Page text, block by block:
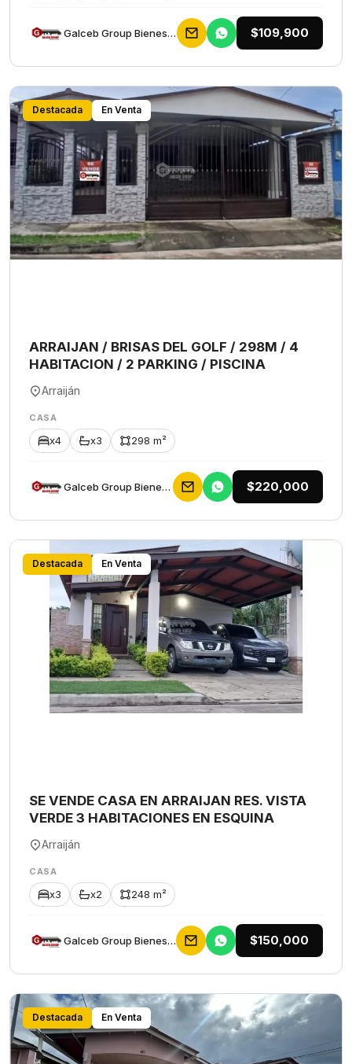
Galceb Group Bienes Raices $109,900
Destacada En Venta
ARRAIJAN / BRISAS DEL GOLF / 298M / 4
HABITACION / 2 PARKING / PISCINA
Arraiján
CASA
x4 x3 298 m²
Galceb Group Bienes Raices $220,000
Destacada En Venta
SE VENDE CASA EN ARRAIJAN RES. VISTA
VERDE 3 HABITACIONES EN ESQUINA
Arraiján
CASA
x3 x2 248 m²
Galceb Group Bienes Raices $150,000
Destacada En Venta